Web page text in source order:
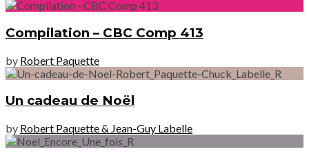
Compilation – CBC Comp 413
by Robert Paquette
Un cadeau de Noël
by Robert Paquette & Jean-Guy Labelle